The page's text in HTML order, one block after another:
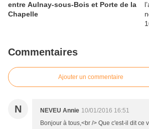
entre Aulnay-sous-Bois et Porte de la
Chapelle
Commentaires
Ajouter un commentaire
N NEVEU Annie 10/01/2016 16:51
Bonjour à tous,<br /> Que c'est-il dit ce